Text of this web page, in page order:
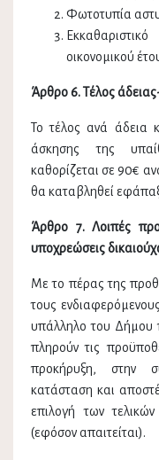
Φωτοτυπία
οικονομικού
Άρθρο 6. Τέλος
Το τέλος ανά άδεια
άσκησης της
καθορίζεται σε 90€
θα καταβληθεί
Άρθρο 7. Λοιπές
υποχρεώσεις
Με το πέρας της
τους
υπάλληλο του Δήμου
πληρούν τις
προκήρυξη, στην
κατάσταση και
επιλογή των
(εφόσον απαιτείται).